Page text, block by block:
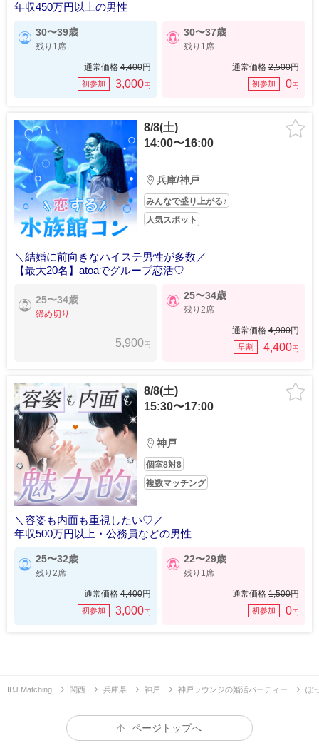
年収450万円以上の男性
30〜39歳
残り1席
通常価格 4,400円
初参加 3,000円
30〜37歳
残り1席
通常価格 2,500円
初参加 0円
8/8(土)
14:00〜16:00
兵庫/神戸
みんなで盛り上がる♪
人気スポット
＼結婚に前向きなハイステ男性が多数／
【最大20名】atoaでグループ恋活♡
25〜34歳
締め切り
5,900円
25〜34歳
残り2席
通常価格 4,900円
早割 4,400円
8/8(土)
15:30〜17:00
神戸
個室8対8
複数マッチング
＼容姿も内面も重視したい♡／
年収500万円以上・公務員などの男性
25〜32歳
残り2席
通常価格 4,400円
初参加 3,000円
22〜29歳
残り1席
通常価格 1,500円
初参加 0円
IBJ Matching 関西 兵庫県 神戸 神戸ラウンジの婚活パーティー ぽ
ページトップへ